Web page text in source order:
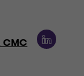
CMC